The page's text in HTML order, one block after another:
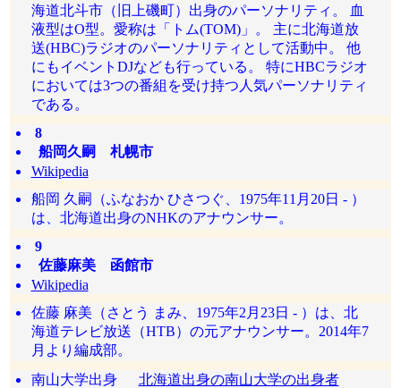
海道北斗市（旧上磯町）出身のパーソナリティ。 血
液型はO型。愛称は「トム(TOM)」。 主に北海道放
送(HBC)ラジオのパーソナリティとして活動中。 他
にもイベントDJなども行っている。 特にHBCラジオ
においては3つの番組を受け持つ人気パーソナリティ
である。
8
船岡久嗣 札幌市
Wikipedia
船岡 久嗣（ふなおか ひさつぐ、1975年11月20日 - ）
は、北海道出身のNHKのアナウンサー。
9
佐藤麻美 函館市
Wikipedia
佐藤 麻美（さとう まみ、1975年2月23日 - ）は、北
海道テレビ放送（HTB）の元アナウンサー。2014年7
月より編成部。
南山大学出身 北海道出身の南山大学の出身者